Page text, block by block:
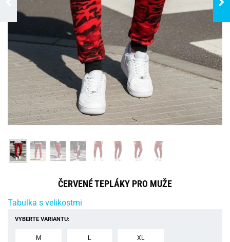
ČERVENÉ TEPLÁKY PRO MUŽE
Tabulka s velikostmi
VYBERTE VARIANTU:
M L XL